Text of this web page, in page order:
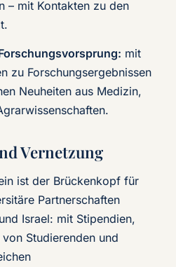
– mit Kontakten zu den
mit
zu Forschungsergebnissen
Neuheiten aus Medizin,
Vernetzung
ist der Brückenkopf für
Partnerschaften
Israel: mit Stipendien,
Studierenden und